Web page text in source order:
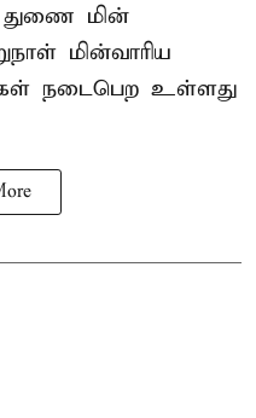
மின்
மின்வாரிய
நடைபெற உள்ளது